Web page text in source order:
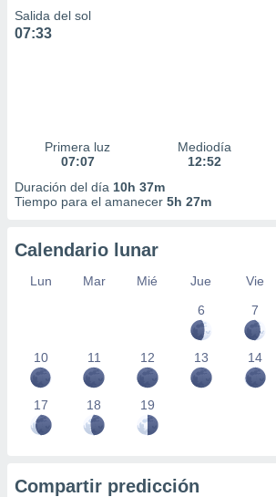
Salida del sol
07:33
Primera luz
07:07
Mediodía
12:52
Duración del día 10h 37m
Tiempo para el amanecer 5h 27m
Calendario lunar
Lun Mar Mié Jue Vie
6
7
10 11 12 13 14
17 18 19
Compartir predicción